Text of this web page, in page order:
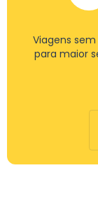
Viagens
para maior